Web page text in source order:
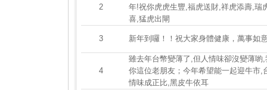
2
年!祝你虎虎生豐,福虎送財,祥虎添壽,瑞
喜,猛虎出閘
3 新年到囉！！祝大家身體健康，萬事如
4
雖去年台幣變薄了,但人情味卻沒變薄喲
你這位老朋友；今年希望能一起迎牛市,
情味成正比,黑皮牛依耳